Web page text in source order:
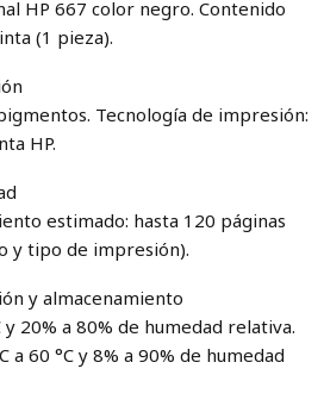
HP 667 color negro. Contenido
(1 pieza).
Tecnología de impresión:
HP.
estimado: hasta 120 páginas
y tipo de impresión).
y almacenamiento
y 20% a 80% de humedad relativa.
a 60 °C y 8% a 90% de humedad